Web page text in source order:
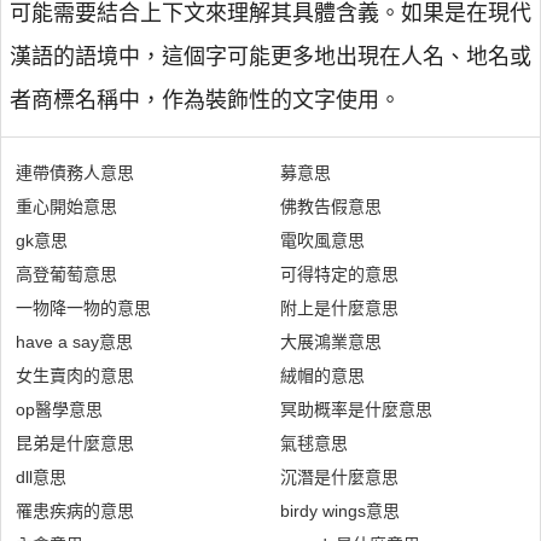
可能需要結合上下文來理解其具體含義。如果是在現代
漢語的語境中，這個字可能更多地出現在人名、地名或
者商標名稱中，作為裝飾性的文字使用。
連帶債務人意思
重心開始意思
gk意思
高登葡萄意思
一物降一物的意思
have a say意思
女生賣肉的意思
op醫學意思
昆弟是什麼意思
dll意思
罹患疾病的意思
募意思
佛教告假意思
電吹風意思
可得特定的意思
附上是什麼意思
大展鴻業意思
絨帽的意思
冥助概率是什麼意思
氣毬意思
沉潛是什麼意思
birdy wings意思